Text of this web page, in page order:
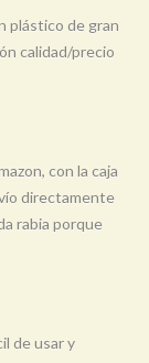
plástico de gran
calidad/precio
con la caja
directamente
rabia porque
de usar y